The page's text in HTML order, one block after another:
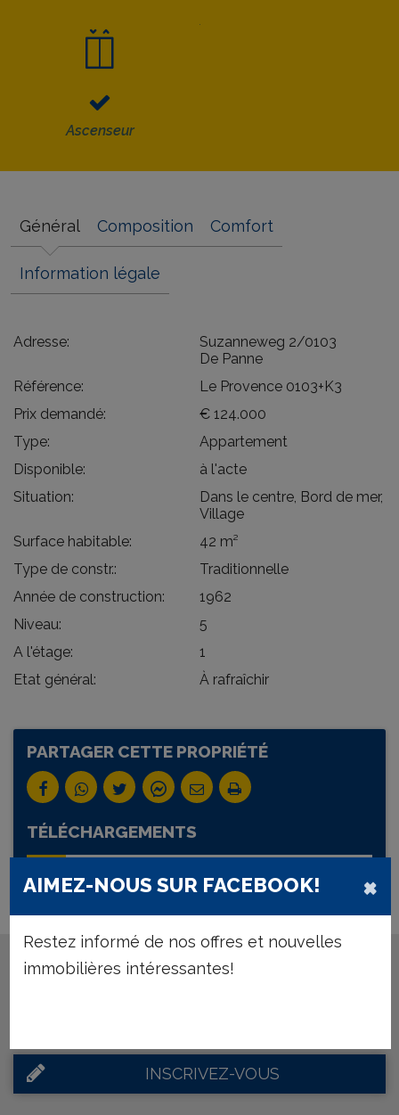
Ascenseur
Général Composition Comfort
Information légale
Adresse:
Suzanneweg 2/0103
De Panne
Référence:
Le Provence 0103+K3
Prix demandé:
€ 124.000
Type:
Appartement
Disponible:
à l'acte
Situation:
Dans le centre, Bord de mer,
Village
Surface habitable:
42 m²
Type de constr.:
Traditionnelle
Année de construction:
1962
Niveau:
5
A l'étage:
1
Etat général:
À rafraîchir
PARTAGER CETTE PROPRIÉTÉ
TÉLÉCHARGEMENTS
DOCUMENTS
Inscrivez-vous et nous vous tenons courante de
INSCRIVEZ-VOUS
×
AIMEZ-NOUS SUR FACEBOOK!
Restez informé de nos offres et nouvelles
immobilières intéressantes!